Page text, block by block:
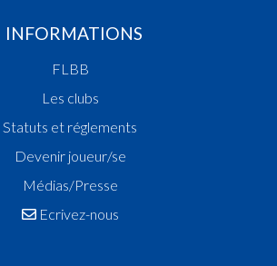
INFORMATIONS
FLBB
Les clubs
Statuts et réglements
Devenir joueur/se
Médias/Presse
Ecrivez-nous